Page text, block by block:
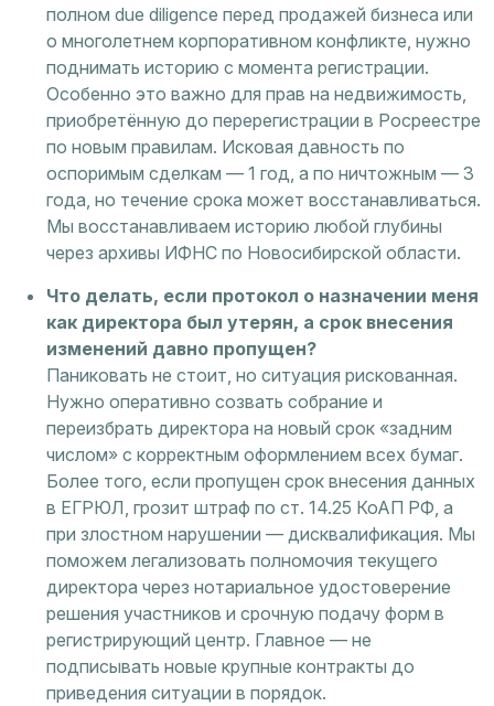
полном due diligence перед продажей бизнеса или
о многолетнем корпоративном конфликте, нужно
поднимать историю с момента регистрации.
Особенно это важно для прав на недвижимость,
приобретённую до перерегистрации в Росреестре
по новым правилам. Исковая давность по
оспоримым сделкам — 1 год, а по ничтожным — 3
года, но течение срока может восстанавливаться.
Мы восстанавливаем историю любой глубины
через архивы ИФНС по Новосибирской области.
Что делать, если протокол о назначении меня
как директора был утерян, а срок внесения
изменений давно пропущен?
Паниковать не стоит, но ситуация рискованная.
Нужно оперативно созвать собрание и
переизбрать директора на новый срок «задним
числом» с корректным оформлением всех бумаг.
Более того, если пропущен срок внесения данных
в ЕГРЮЛ, грозит штраф по ст. 14.25 КоАП РФ, а
при злостном нарушении — дисквалификация. Мы
поможем легализовать полномочия текущего
директора через нотариальное удостоверение
решения участников и срочную подачу форм в
регистрирующий центр. Главное — не
подписывать новые крупные контракты до
приведения ситуации в порядок.